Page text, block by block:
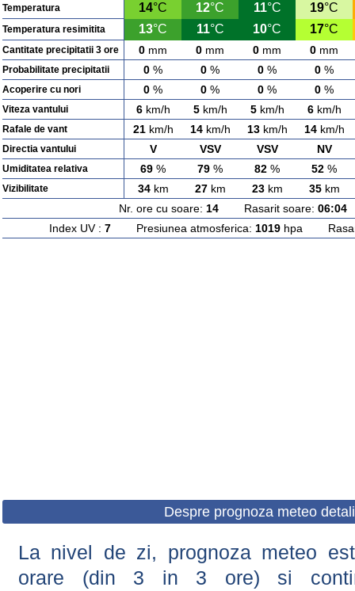
Temperatura 14°C 12°C 11°C 19°C
Temperatura resimitita 13°C 11°C 10°C 17°C
Cantitate precipitatii 3 ore 0 mm 0 mm 0 mm 0 mm
Probabilitate precipitatii 0 % 0 % 0 % 0 %
Acoperire cu nori 0 % 0 % 0 % 0 %
Viteza vantului 6km/h 5km/h 5km/h 6km/h
Rafale de vant 21km/h 14km/h 13km/h 14km/h
Directia vantului V VSV VSV NV
Umiditatea relativa 69 % 79 % 82 % 52 %
Vizibilitate 34km 27km 23km 35km
Nr. ore cu soare: 14Rasarit soare: 06:04
Index UV : 7Presiunea atmosferica: 1019hpa
Despre prognoza meteo
La nivel de zi, prognoza meteo
orare (din 3 in 3 ore) si